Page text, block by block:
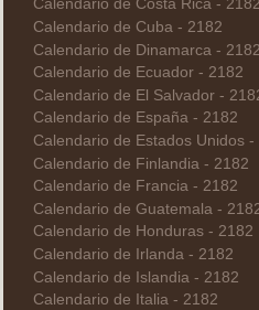
Calendario de Costa Rica - 2182
Calendario de Cuba - 2182
Calendario de Dinamarca - 2182
Calendario de Ecuador - 2182
Calendario de El Salvador -
Calendario de España - 2182
Calendario de Estados Unidos -
Calendario de Finlandia - 2182
Calendario de Francia - 2182
Calendario de Guatemala -
Calendario de Honduras - 2182
Calendario de Irlanda - 2182
Calendario de Islandia - 2182
Calendario de Italia - 2182